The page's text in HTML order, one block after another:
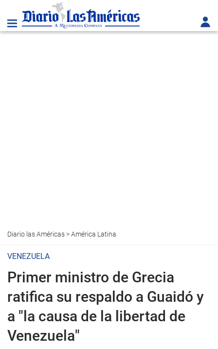
Diario las Américas>América Latina
VENEZUELA
Primer ministro de Grecia
ratifica su respaldo a Guaidó y
a "la causa de la libertad de
Venezuela"